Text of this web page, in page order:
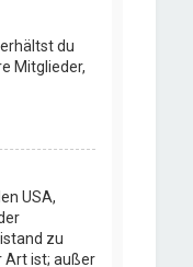
du
Mitglieder,
USA,
zu
Art ist; außer